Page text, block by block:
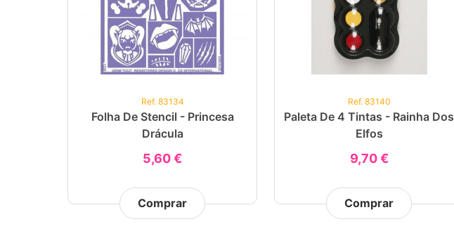
Ref. 83134
Folha De Stencil - Princesa
Drácula
5,60 €
Comprar
Ref. 83140
Paleta De 4 Tintas - Rainha Dos
Elfos
9,70 €
Comprar